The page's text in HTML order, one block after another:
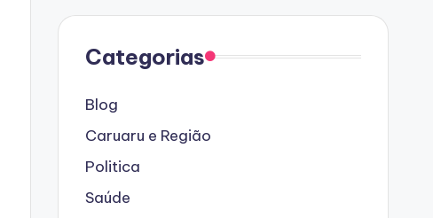
Categorias
Blog
Caruaru e Região
Politica
Saúde